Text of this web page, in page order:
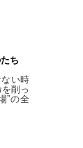
たち
い時
削っ
”の全